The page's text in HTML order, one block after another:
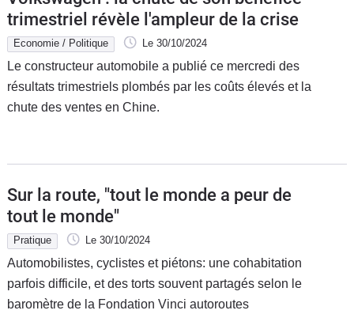
trimestriel révèle l'ampleur de la crise
Economie / Politique Le 30/10/2024
Le constructeur automobile a publié ce mercredi des
résultats trimestriels plombés par les coûts élevés et la
chute des ventes en Chine.
Sur la route, "tout le monde a peur de
tout le monde"
Pratique Le 30/10/2024
Automobilistes, cyclistes et piétons: une cohabitation
parfois difficile, et des torts souvent partagés selon le
baromètre de la Fondation Vinci autoroutes